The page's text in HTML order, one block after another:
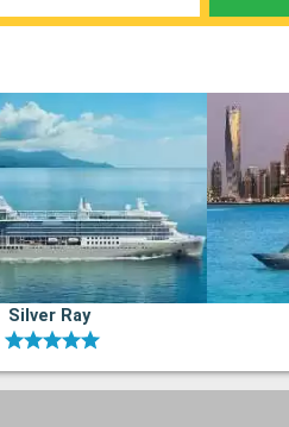
Silver Ray